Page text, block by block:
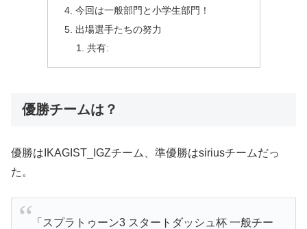
今回は一般部門と小学生部門！
出場選手たちの努力
共有:
優勝チームは？
優勝はIKAGIST_IGZチーム、準優勝はsiriusチームだっ
た。
「スプラトゥーン3 スタートダッシュ杯 一般チー